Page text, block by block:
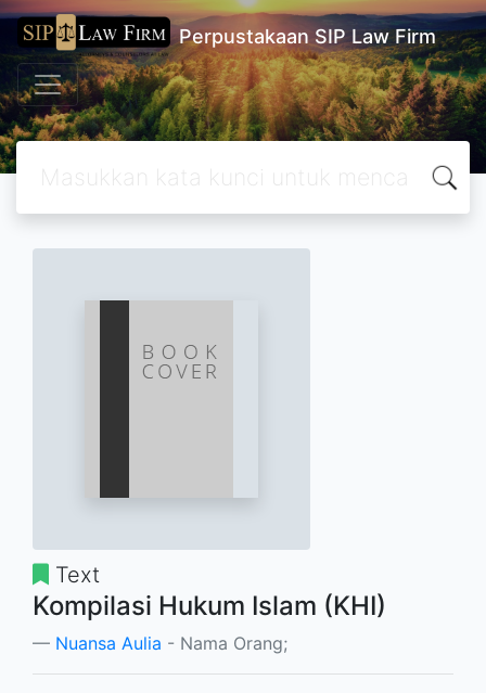
Perpustakaan SIP Law Firm
Text
Kompilasi Hukum Islam (KHI)
Nuansa Aulia - Nama Orang;